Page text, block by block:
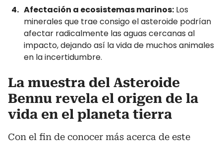
Afectación a ecosistemas marinos: Los
minerales que trae consigo el asteroide podrían
afectar radicalmente las aguas cercanas al
impacto, dejando así la vida de muchos animales
en la incertidumbre.
La muestra del Asteroide
Bennu revela el origen de la
vida en el planeta tierra
Con el fin de conocer más acerca de este